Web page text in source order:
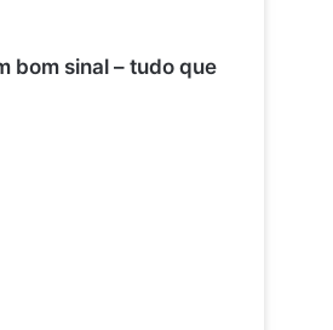
bom sinal – tudo que